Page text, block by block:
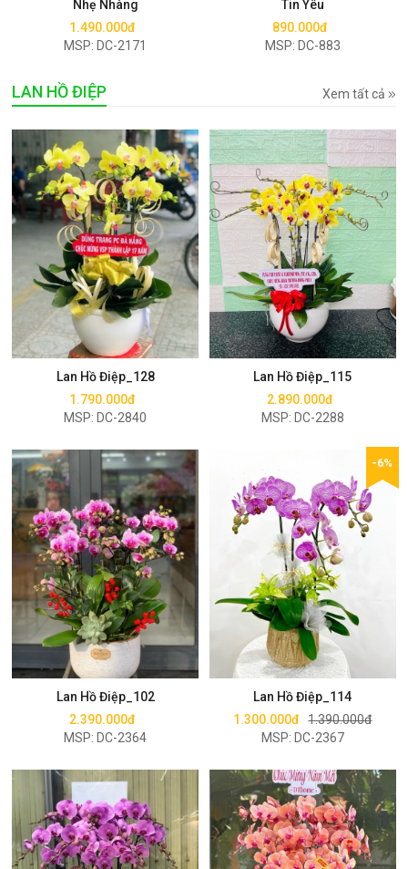
Nhẹ Nhàng
1.490.000đ
MSP: DC-2171
Tin Yêu
890.000đ
MSP: DC-883
LAN HỒ ĐIỆP Xem tất cả
Lan Hồ Điệp_128
1.790.000đ
MSP: DC-2840
Mua ngay
Lan Hồ Điệp_115
2.890.000đ
MSP: DC-2288
Mua ngay
Lan Hồ Điệp_102
2.390.000đ
MSP: DC-2364
Mua ngay
Lan Hồ Điệp_114
1.300.000đ 1.390.000đ
MSP: DC-2367
-6%
Mua ngay